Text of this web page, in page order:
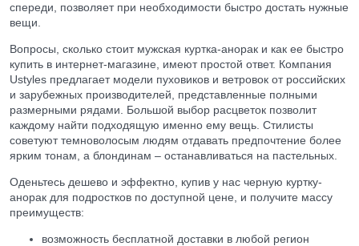
спереди, позволяет при необходимости быстро достать нужные
вещи.
Вопросы, сколько стоит мужская куртка-анорак и как ее быстро
купить в интернет-магазине, имеют простой ответ. Компания
Ustyles предлагает модели пуховиков и ветровок от российских
и зарубежных производителей, представленные полными
размерными рядами. Большой выбор расцветок позволит
каждому найти подходящую именно ему вещь. Стилисты
советуют темноволосым людям отдавать предпочтение более
ярким тонам, а блондинам – останавливаться на пастельных.
Оденьтесь дешево и эффектно, купив у нас черную куртку-
анорак для подростков по доступной цене, и получите массу
преимуществ:
возможность бесплатной доставки в любой регион